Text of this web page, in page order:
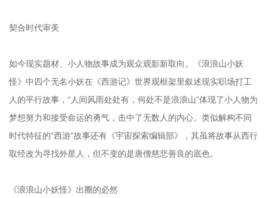
契合时代审美
如今现实题材、小人物故事成为观众观影新取向。《浪浪山小妖
怪》中四个无名小妖在《西游记》世界观框架里叙述现实职场打工
人的平行故事，“人间风雨处处有，何处不是浪浪山”体现了小人物为
梦想努力和接受命运的勇气，击中了无数人的内心。类似解构不同
时代特征的“西游”故事还有《宇宙探索编辑部》，其虽将故事从西行
取经改为寻找外星人，但不变的是唐僧慈悲善良的底色。
《浪浪山小妖怪》出圈的必然